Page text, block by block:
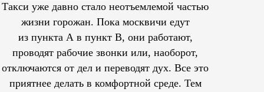
Такси уже давно стало неотъемлемой частью
жизни горожан. Пока москвичи едут
из пункта А в пункт В, они работают,
проводят рабочие звонки или, наоборот,
отключаются от дел и переводят дух. Все это
приятнее делать в комфортной среде. Тем